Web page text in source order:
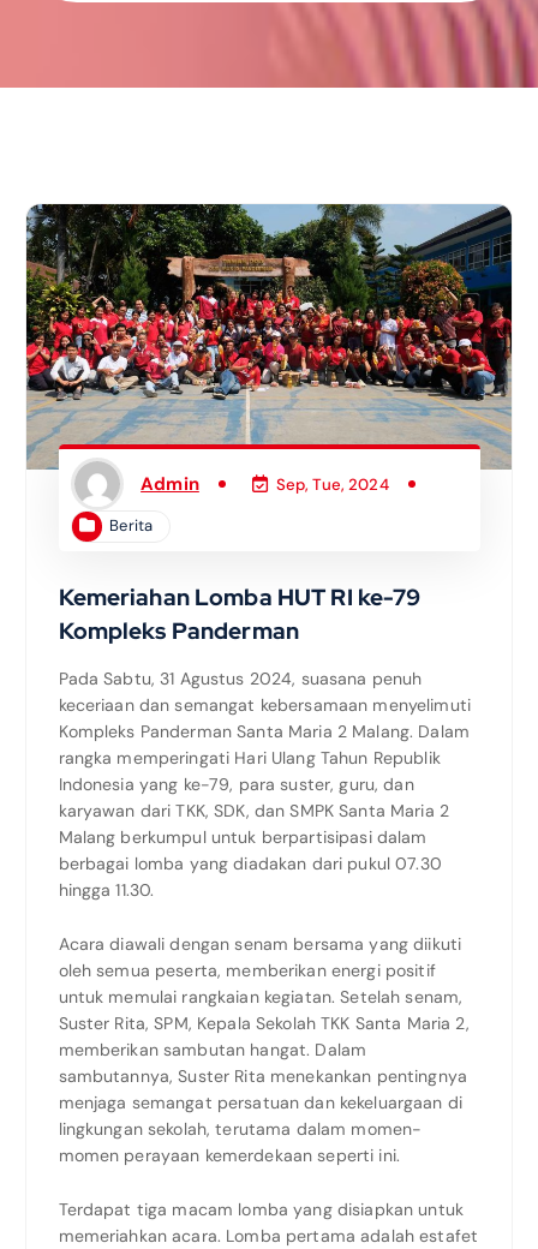
Admin Sep, Tue, 2024
Berita
Kemeriahan Lomba HUT RI ke-79
Kompleks Panderman
Pada Sabtu, 31 Agustus 2024, suasana penuh
keceriaan dan semangat kebersamaan menyelimuti
Kompleks Panderman Santa Maria 2 Malang. Dalam
rangka memperingati Hari Ulang Tahun Republik
Indonesia yang ke-79, para suster, guru, dan
karyawan dari TKK, SDK, dan SMPK Santa Maria 2
Malang berkumpul untuk berpartisipasi dalam
berbagai lomba yang diadakan dari pukul 07.30
hingga 11.30.
Acara diawali dengan senam bersama yang diikuti
oleh semua peserta, memberikan energi positif
untuk memulai rangkaian kegiatan. Setelah senam,
Suster Rita, SPM, Kepala Sekolah TKK Santa Maria 2,
memberikan sambutan hangat. Dalam
sambutannya, Suster Rita menekankan pentingnya
menjaga semangat persatuan dan kekeluargaan di
lingkungan sekolah, terutama dalam momen-
momen perayaan kemerdekaan seperti ini.
Terdapat tiga macam lomba yang disiapkan untuk
memeriahkan acara. Lomba pertama adalah estafet